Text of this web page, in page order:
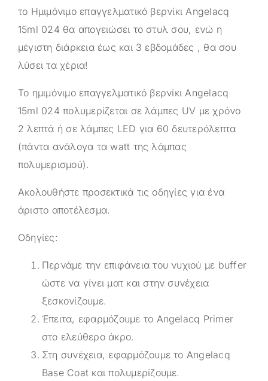
το Ημιμόνιμο επαγγελματικό βερνίκι Angelacq
15ml 024 θα απογειώσει το στυλ σου, ενώ η
μέγιστη διάρκεια έως και 3 εβδομάδες , θα σου
λύσει τα χέρια!
Το ημιμόνιμο επαγγελματικό βερνίκι Angelacq
15ml 024 πολυμερίζεται σε λάμπες UV με χρόνο
2 λεπτά ή σε λάμπες LED για 60 δευτερόλεπτα
(πάντα ανάλογα τα watt της λάμπας
πολυμερισμού).
Ακολουθήστε προσεκτικά τις οδηγίες για ένα
άριστο αποτέλεσμα.
Οδηγίες:
Περνάμε την επιφάνεια του νυχιού με buffer
ώστε να γίνει ματ και στην συνέχεια
ξεσκονίζουμε.
Έπειτα, εφαρμόζουμε το Angelacq Primer
στο ελεύθερο άκρο.
Στη συνέχεια, εφαρμόζουμε το Angelacq
Base Coat και πολυμερίζουμε.